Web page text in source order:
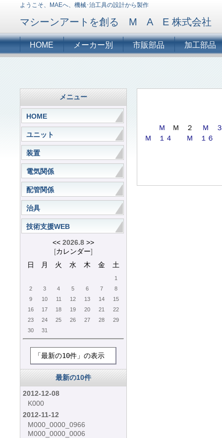
ようこそ、MAEへ、機械･治工具の設計から製作
マシーンアートを創る M A E 株式会社
HOME メーカー別 市販部品 加工部品
Ｍ Ｍ ２
Ｍ
Ｍ １４
Ｍ １６
メニュー
HOME
ユニット
装置
電気関係
配管関係
治具
技術支援WEB
<< 2026.8 >>
[カレンダー]
日
月 火 水 木 金 土
1
2
3 4 5 6 7
8
9
10 11 12 13 14
15
16
17 18 19 20 21
22
23
24 25 26 27 28
29
30
31
「最新の10件」の表示
最新の10件
2012-12-08
K000
2012-11-12
M000_0000_0966
M000_0000_0006